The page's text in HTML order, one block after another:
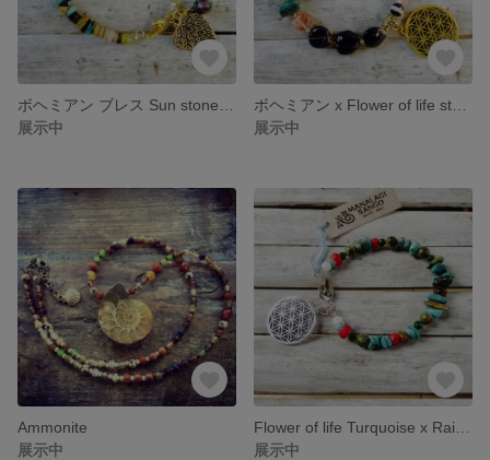
展示中
展示中
Ammonite
展示中
展示中